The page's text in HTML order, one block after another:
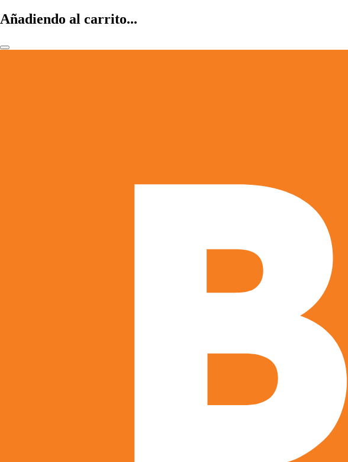
Añadiendo al carrito...